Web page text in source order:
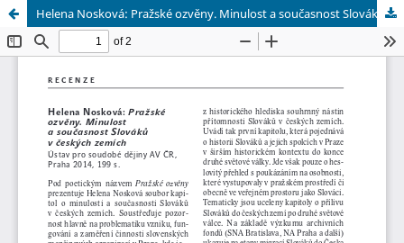
Helena Nosková: Pražské ozvěny. Minulost a současnost Slováků v českých zemích